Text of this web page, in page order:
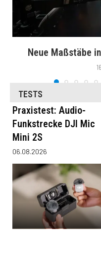
Neue Maßstäbe
TESTS
Praxistest: Audio-
Funkstrecke DJI Mic
Mini 2S
06.08.2026